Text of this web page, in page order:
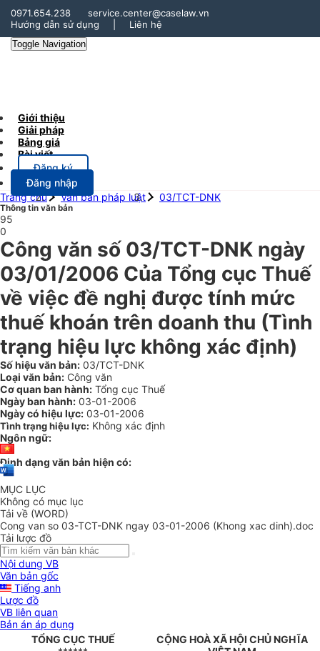
0971.654.238
service.center@caselaw.vn
Hướng dẫn sử dụng
Liên hệ
Toggle Navigation
Giới thiệu
Giải pháp
Bảng giá
Bài viết
Đăng ký
Đăng nhập
Trang chủ
Văn bản pháp luật 03/TCT-DNK
Thông tin văn bản
95
0
Công văn số 03/TCT-DNK ngày
03/01/2006 Của Tổng cục Thuế
về việc đề nghị được tính mức
thuế khoán trên doanh thu (Tình
trạng hiệu lực không xác định)
Số hiệu văn bản: 03/TCT-DNK
Loại văn bản: Công văn
Cơ quan ban hành: Tổng cục Thuế
Ngày ban hành: 03-01-2006
Ngày có hiệu lực: 03-01-2006
Tình trạng hiệu lực: Không xác định
Ngôn ngữ:
Định dạng văn bản hiện có:
MỤC LỤC
Không có mục lục
Tải về (WORD)
Cong van so 03-TCT-DNK ngay 03-01-2006 (Khong xac dinh).doc
Tải lược đồ
Nội dung VB
Văn bản gốc
Tiếng anh
Lược đồ
VB liên quan
Bản án áp dụng
TỔNG CỤC THUẾ
CỘNG HOÀ XÃ HỘI CHỦ NGHĨA